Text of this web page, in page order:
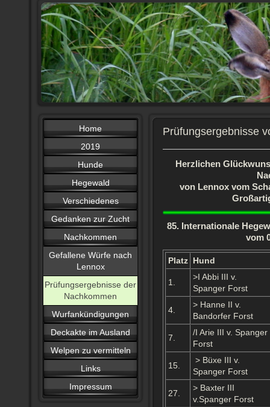
Home
2019
Hunde
Hegewald
Verschiedenes
Gedanken zur Zucht
Nachkommen
Gefallene Würfe nach
Lennox
Prüfungsergebnisse der
Nachkommen
Wurfankündigungen
Deckakte im Ausland
Welpen zu vermitteln
Links
Impressum
Prüfungsergebnisse
Herzlichen
von Lennox vom
85. Internationale
vom
Platz Hund
1.
>I Abbi III v.
Spanger Forst
4.
> Hanne II v.
Bandorfer Forst
7.
/I Arie III v. Spanger
Forst
15.
> Büxe III v.
Spanger Forst
27.
> Baxter III
v.Spanger Forst